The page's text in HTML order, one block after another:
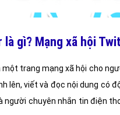
gì? Mạng xã hội
trang mạng xã hội cho
lên, viết và đọc nội dung có
người chuyên nhắn tin điện